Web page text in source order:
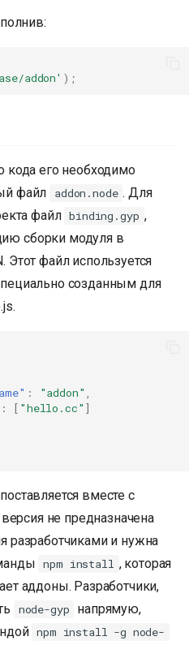
addon' );
кода его необходимо
файл
addon.node . Для
файл binding.gyp ,
сборки модуля в
файл используется
созданным для
: "addon" ,
: [ "hello.cc" ]
поставляется вместе с
версия не предназначена
разработчиками и нужна
npm install , которая
аддоны. Разработчики,
node-gyp
напрямую,
npm install -g node-